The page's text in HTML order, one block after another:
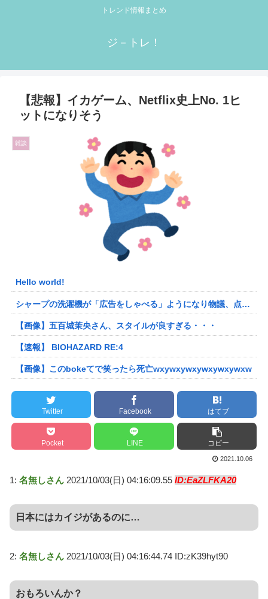
トレンド情報まとめ
ジ－トレ！
【悲報】イカゲーム、Netflix史上No. 1ヒ
ットになりそう
雑談
Hello world!
シャープの洗濯機が「広告をしゃべる」ようになり物議、点滅するボタンを押すと洗剤のキャンペーン音声 「SFの世界だ」 [朝一から閉店までφ★]
【画像】五百城茉央さん、スタイルが良すぎる・・・
【速報】 BIOHAZARD RE:4
【画像】このbokeてで笑ったら死亡wxywxywxywxywxywxw
Twitter Facebook はてブ
Pocket LINE コピー
2021.10.06
1: 名無しさん 2021/10/03(日) 04:16:09.55 ID:EaZLFKA20
日本にはカイジがあるのに…
2: 名無しさん 2021/10/03(日) 04:16:44.74 ID:zK39hyt90
おもろいんか？